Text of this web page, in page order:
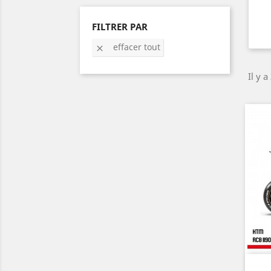
FILTRER PAR
 effacer tout
Il y a